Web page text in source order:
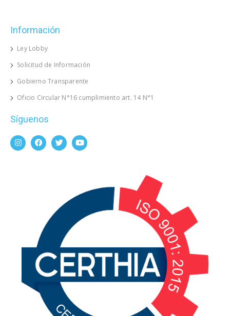
Información
Ley Lobby
Solicitud de Información
Gobierno Transparente
Oficio Circular N°16 cumplimiento art. 14 N°1
Síguenos